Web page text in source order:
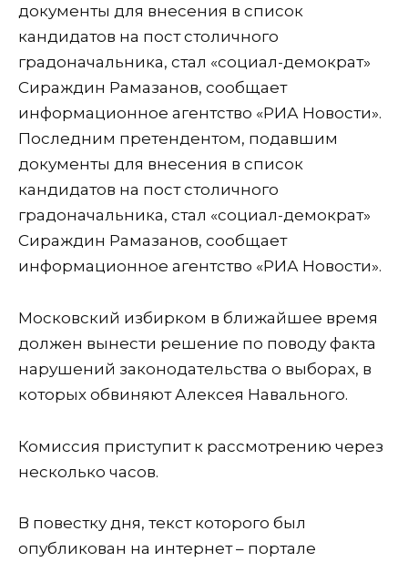
документы для внесения в список
кандидатов на пост столичного
градоначальника, стал «социал-демократ»
Сираждин Рамазанов, сообщает
информационное агентство «РИА Новости».
Последним претендентом, подавшим
документы для внесения в список
кандидатов на пост столичного
градоначальника, стал «социал-демократ»
Сираждин Рамазанов, сообщает
информационное агентство «РИА Новости».
Московский избирком в ближайшее время
должен вынести решение по поводу факта
нарушений законодательства о выборах, в
которых обвиняют Алексея Навального.
Комиссия приступит к рассмотрению через
несколько часов.
В повестку дня, текст которого был
опубликован на интернет – портале